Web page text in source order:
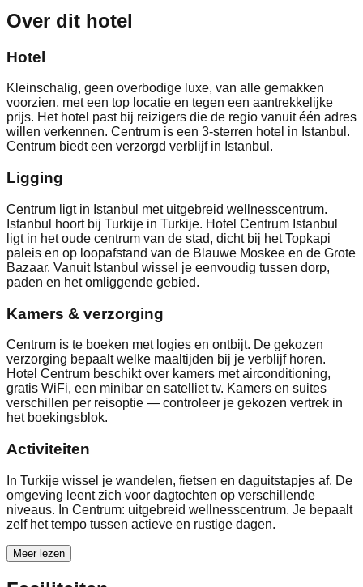
Over dit hotel
Hotel
Kleinschalig, geen overbodige luxe, van alle gemakken
voorzien, met een top locatie en tegen een aantrekkelijke
prijs. Het hotel past bij reizigers die de regio vanuit één adres
willen verkennen. Centrum is een 3-sterren hotel in Istanbul.
Centrum biedt een verzorgd verblijf in Istanbul.
Ligging
Centrum ligt in Istanbul met uitgebreid wellnesscentrum.
Istanbul hoort bij Turkije in Turkije. Hotel Centrum Istanbul
ligt in het oude centrum van de stad, dicht bij het Topkapi
paleis en op loopafstand van de Blauwe Moskee en de Grote
Bazaar. Vanuit Istanbul wissel je eenvoudig tussen dorp,
paden en het omliggende gebied.
Kamers & verzorging
Centrum is te boeken met logies en ontbijt. De gekozen
verzorging bepaalt welke maaltijden bij je verblijf horen.
Hotel Centrum beschikt over kamers met airconditioning,
gratis WiFi, een minibar en satelliet tv. Kamers en suites
verschillen per reisoptie — controleer je gekozen vertrek in
het boekingsblok.
Activiteiten
In Turkije wissel je wandelen, fietsen en daguitstapjes af. De
omgeving leent zich voor dagtochten op verschillende
niveaus. In Centrum: uitgebreid wellnesscentrum. Je bepaalt
zelf het tempo tussen actieve en rustige dagen.
Meer lezen